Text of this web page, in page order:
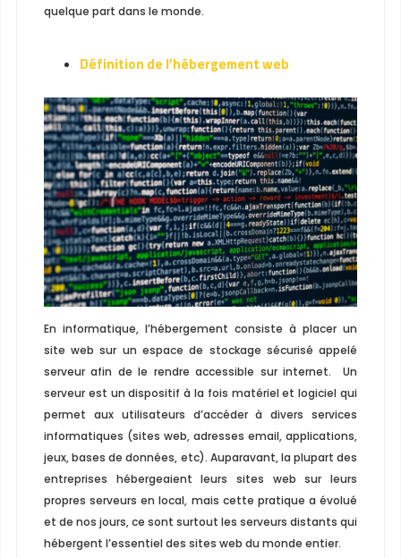
quelque part dans le monde.
Définition de l’hébergement web
En informatique, l’hébergement consiste à placer un
site web sur un espace de stockage sécurisé appelé
serveur afin de le rendre accessible sur internet. Un
serveur est un dispositif à la fois matériel et logiciel qui
permet aux utilisateurs d’accéder à divers services
informatiques (sites web, adresses email, applications,
jeux, bases de données, etc). Auparavant, la plupart des
entreprises hébergeaient leurs sites web sur leurs
propres serveurs en local, mais cette pratique a évolué
et de nos jours, ce sont surtout les serveurs distants qui
hébergent l’essentiel des sites web du monde entier.